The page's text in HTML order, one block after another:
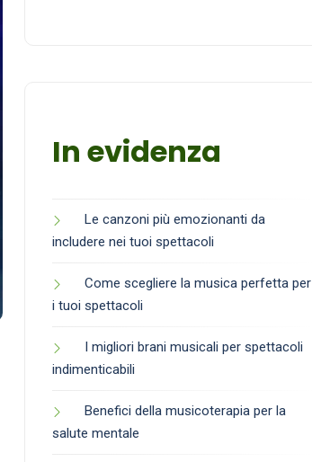
In evidenza
Le canzoni più emozionanti da
includere nei tuoi spettacoli
Come scegliere la musica perfetta per
i tuoi spettacoli
I migliori brani musicali per spettacoli
indimenticabili
Benefici della musicoterapia per la
salute mentale